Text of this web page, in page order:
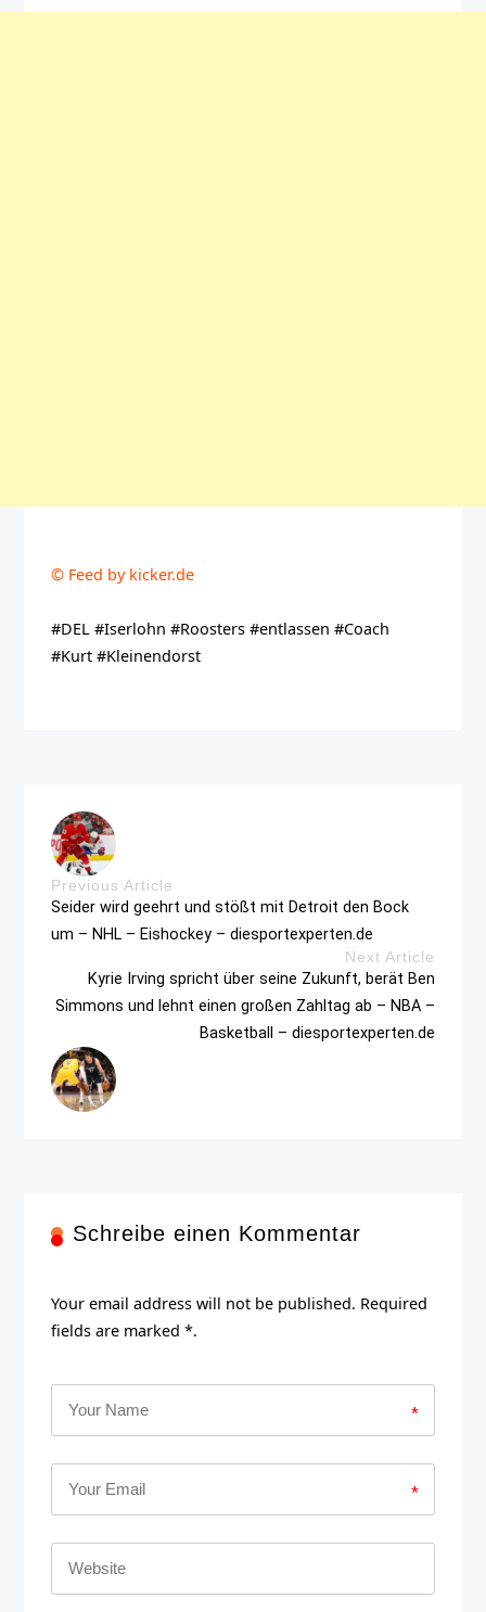
© Feed by kicker.de
#DEL #Iserlohn #Roosters #entlassen #Coach
#Kurt #Kleinendorst
Previous Article
Seider wird geehrt und stößt mit Detroit den Bock
um – NHL – Eishockey – diesportexperten.de
Next Article
Kyrie Irving spricht über seine Zukunft, berät Ben
Simmons und lehnt einen großen Zahltag ab – NBA –
Basketball – diesportexperten.de
Schreibe einen Kommentar
Your email address will not be published. Required
fields are marked *.
*
*